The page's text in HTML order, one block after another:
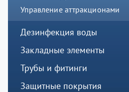
Управление аттракционами
Дезинфекция воды
Закладные элементы
Трубы и фитинги
Защитные покрытия